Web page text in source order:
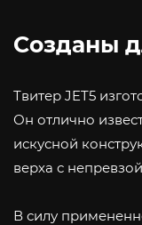
Созданы
Твитер JET5
Он отлично
искусной
верха с
В силу